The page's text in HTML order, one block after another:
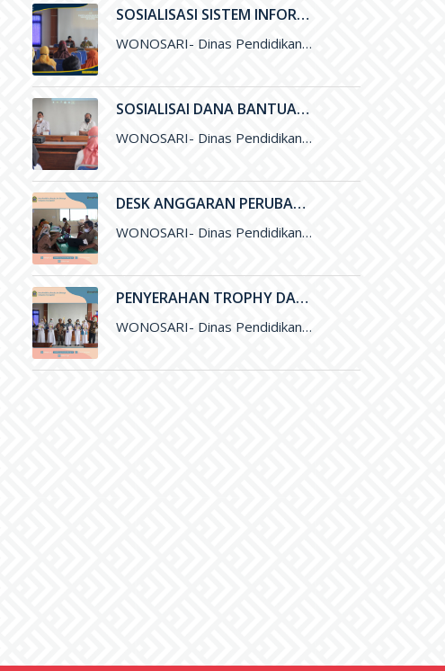
SOSIALISASI SISTEM INFORMASI LAYANAN PENDIDIKAN (SILANDIK) TAHUN 2021
WONOSARI- Dinas Pendidikan, Pemuda, dan Olahraga (Disdikpora) Kabupaten Gunungkidul bersama Badan Perencanaan Pembangunan Daerah (Bappeda) Kabupaten Gunungkidul menyelenggarakan kegiatan Sosialisasi
SOSIALISAI DANA BANTUAN OPERASIONAL SEKOLAH (BOS) KINERJA TAHUN 2021
WONOSARI- Dinas Pendidikan, Pemuda, dan Olahraga (Disdikpora) Kabupaten Gunungkidul melalui Subbagian Perencanaan menyelengarakan kegiatan Sosialisai Dana Bantuan Operasional Sekolah (BOS
DESK ANGGARAN PERUBAHAN DANA BANTUAN OPERASIONAL SEKOLAH (BOS) 2021
WONOSARI- Dinas Pendidikan, Pemuda, dan Olahraga (Disdikpora) Kabupaten Gunungkidul menyelenggarakan kegiatan Desk Anggaran Perubahan Dana Bantuan Operasional Sekolah&nbsp; (BOS
PENYERAHAN TROPHY DAN SERTIFIKAT PEMENANG LOMBA OLIMPIADE SAINS NASIONAL (OSN) DAN FESTIVAL LOMBA SENI NASIONAL (FLSSN) JENJANG SMP TINGKAT KABUPATEN
WONOSARI- Dinas Pendidikan, Pemuda, dan Olaharaga (Disdikpora) Kabupaten Gunungkidul melalui Bidang Sekolah Menegah Pertama (SMP) melaksanakan kegiatan penyerahan Trophy dan